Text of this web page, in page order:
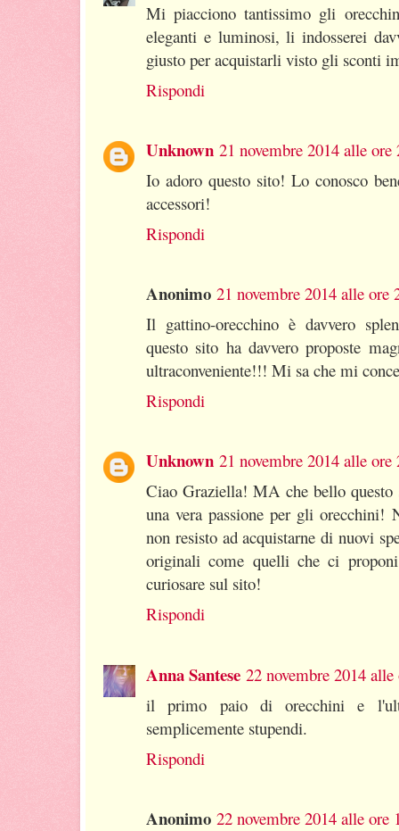
Mi piacciono tantissimo gli
eleganti e luminosi, li indosserei
giusto per acquistarli visto gli sconti
Rispondi
Unknown 21 novembre 2014 alle ore
Io adoro questo sito! Lo conosco
accessori!
Rispondi
Anonimo 21 novembre 2014 alle ore
Il gattino-orecchino è davvero
questo sito ha davvero proposte
ultraconveniente!!! Mi sa che mi
Rispondi
Unknown 21 novembre 2014 alle ore
Ciao Graziella! MA che bello
una vera passione per gli orecchini!
non resisto ad acquistarne di nuovi
originali come quelli che ci
curiosare sul sito!
Rispondi
Anna Santese 22 novembre 2014
il primo paio di orecchini e
semplicemente stupendi.
Rispondi
Anonimo 22 novembre 2014 alle ore